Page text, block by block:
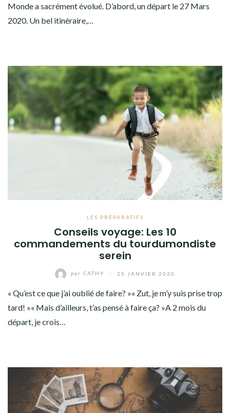
Monde a sacrément évolué. D’abord, un départ le 27 Mars
2020. Un bel itinéraire,…
LES PRÉPARATIFS
Conseils voyage: Les 10
commandements du tourdumondiste
serein
par CATHY 25 JANVIER 2020
« Qu’est ce que j’ai oublié de faire? »« Zut, je m’y suis prise trop
tard! »« Mais d’ailleurs, t’as pensé à faire ça? »A 2 mois du
départ, je crois…